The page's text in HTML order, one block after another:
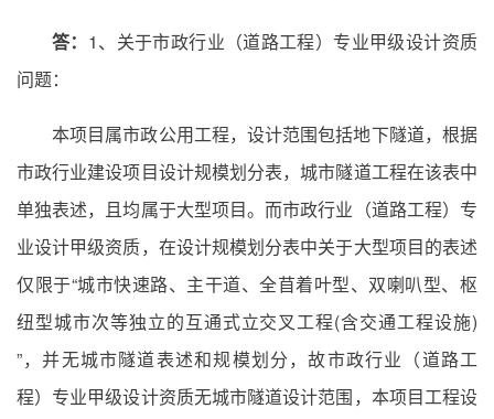
答： 1、关于市政行业（道路工程）专业甲级设计资质
问题：
本项目属市政公用工程，设计范围包括地下隧道，根据
市政行业建设项目设计规模划分表，城市隧道工程在该表中
单独表述，且均属于大型项目。而市政行业（道路工程）专
业设计甲级资质，在设计规模划分表中关于大型项目的表述
仅限于“城市快速路、主干道、全苜着叶型、双喇叭型、枢
纽型城市次等独立的互通式立交叉工程(含交通工程设施)
”，并无城市隧道表述和规模划分，故市政行业（道路工
程）专业甲级设计资质无城市隧道设计范围，本项目工程设